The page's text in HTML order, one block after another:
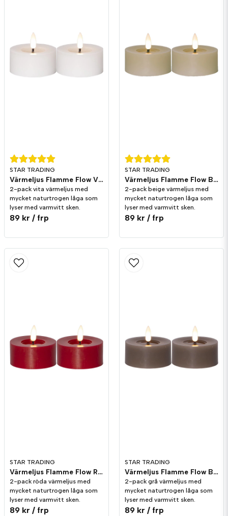
STAR TRADING
Värmeljus Flamme Flow Vit 2-pack Timer
2-pack vita värmeljus med
mycket naturtrogen låga som
lyser med varmvitt sken.
89 kr / frp
STAR TRADING
Värmeljus Flamme Flow Beige 2-pack Timer
2-pack beige värmeljus med
mycket naturtrogen låga som
lyser med varmvitt sken.
89 kr / frp
STAR TRADING
Värmeljus Flamme Flow Röd 2-pack Timer
2-pack röda värmeljus med
mycket naturtrogen låga som
lyser med varmvitt sken.
89 kr / frp
STAR TRADING
Värmeljus Flamme Flow Brun/Mullvad 2-pack Timer
2-pack grå värmeljus med
mycket naturtrogen låga som
lyser med varmvitt sken.
89 kr / frp